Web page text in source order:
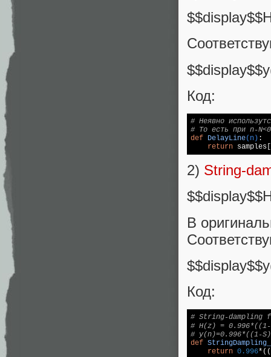
Код:
# Неявно
# То есть при n-
def DelayLine(n) :
return
2) String-
В
Код:
# String-
# H(z) = 0.996*((1-
# y(n)=0.996*((1-
def
return 0.996*((